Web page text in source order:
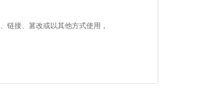
链接、篡改或以其他方式使用，